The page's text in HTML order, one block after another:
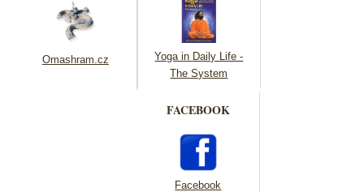
Omashram.cz
Yoga in Daily Life -
The System
FACEBOOK
Facebook